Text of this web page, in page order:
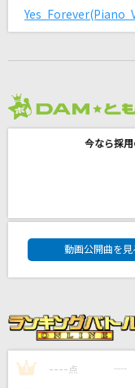
[生音]歌うたいの
LADY(ビデオクリ
米津玄師
オトノケ
Creepy Nuts
シャルル
Promise
Da-iCE
Yes Forever(Piano
今なら採
DAM★と
動画公開曲を見
1 ---- 点 ----